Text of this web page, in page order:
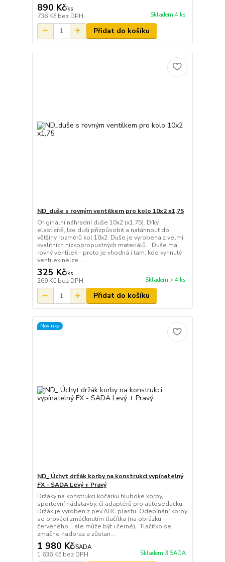
890 Kč/ks
736 Kč bez DPH Skladem 4 ks
Přidat do košíku
ND_duše s rovným ventilkem pro kolo 10x2 x1,75
Originální náhradní duše 10x2 (x1,75). Díky
elasticitě, lze duši přizpůsobit a natáhnout do
většiny rozměrů kol 10x2. Duše je vyrobena z velmi
kvalitních nízkopropustných materiálů. Duše má
rovný ventilek - proto je vhodná i tam, kde vyhnutý
ventilek nelze ...
325 Kč/ks
269 Kč bez DPH Skladem > 4 ks
Přidat do košíku
Novinka
ND_ Úchyt držák korby na konstrukci vypínatelný
FX - SADA Levý + Pravý
Držáky na konstrukci kočárku hluboké korby,
sportovní nádstavby, či adaptérů pro autosedačku.
Držák je vyroben z pev.ABC plastu. Odepínání korby
se provádí zmáčknutím tlačítka (na obrázku
červeného... ale může být i černé). Tlačítko se
zmáčne nadoraz a zůstan...
1 980 Kč/SADA
1 636 Kč bez DPH Skladem 3 SADA